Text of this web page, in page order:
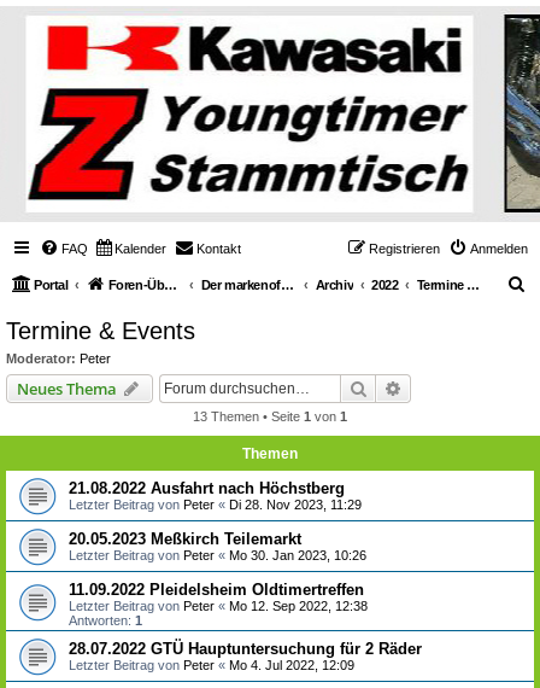
FAQ Kalender Kontakt Anmelden
Registrieren
Portal Foren-Übersicht Der markenoffene Z-Stammtisch für Youngtimerbiker Archiv 2022 Termine & Events
Termine & Events
Moderator: Peter
Neues Thema Suche
13 Themen • Seite 1 von 1
Themen
21.08.2022 Ausfahrt nach Höchstberg
Letzter Beitrag von Peter « Di 28. Nov 2023, 11:29
20.05.2023 Meßkirch Teilemarkt
Letzter Beitrag von Peter « Mo 30. Jan 2023, 10:26
11.09.2022 Pleidelsheim Oldtimertreffen
Letzter Beitrag von Peter « Mo 12. Sep 2022, 12:38
Antworten: 1
28.07.2022 GTÜ Hauptuntersuchung für 2 Räder
Letzter Beitrag von Peter « Mo 4. Jul 2022, 12:09